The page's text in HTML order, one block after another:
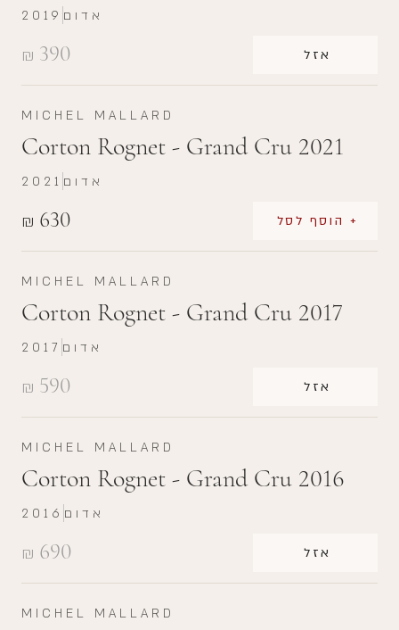
₪ 390 אזל
2019 אדום
MICHEL MALLARD
Corton Rognet - Grand Cru 2021
₪ 630 + הוסף לסל
2021 אדום
MICHEL MALLARD
Corton Rognet - Grand Cru 2017
₪ 590 אזל
2017 אדום
MICHEL MALLARD
Corton Rognet - Grand Cru 2016
₪ 690 אזל
2016 אדום
MICHEL MALLARD